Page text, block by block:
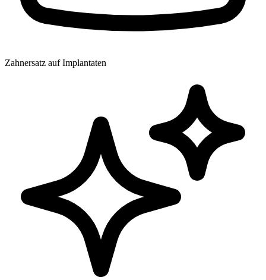
Zahnersatz auf Implantaten